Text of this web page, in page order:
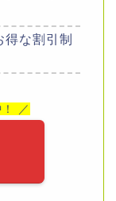
な割引制
／